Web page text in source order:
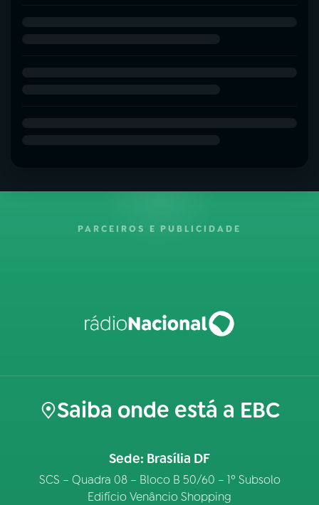
PARCEIROS E PUBLICIDADE
Saiba onde está a EBC
Sede: Brasília DF
SCS – Quadra 08 – Bloco B 50/60 – 1º Subsolo
Edifício Venâncio Shopping